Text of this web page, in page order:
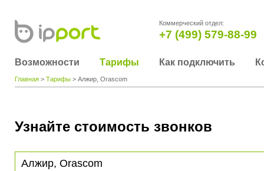
Коммерческий отдел:
+7 (499) 579-88-99
Возможности Тарифы Как подключить
Главная > Тарифы > Алжир, Orascom
Узнайте стоимость звонков